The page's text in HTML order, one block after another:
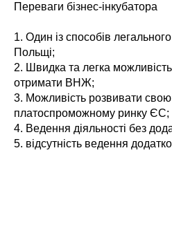
Переваги бізнес-інкубатора
1. Один із способів
Польщі;
2. Швидка та легка можливість
отримати ВНЖ;
3. Можливість розвивати свою
платоспроможному ринку ЄС;
4. Ведення діяльності без
5. відсутність ведення